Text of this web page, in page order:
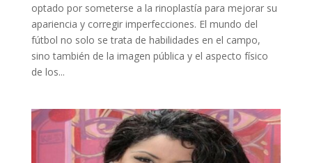
optado por someterse a la rinoplastía para mejorar su
apariencia y corregir imperfecciones. El mundo del
fútbol no solo se trata de habilidades en el campo,
sino también de la imagen pública y el aspecto físico
de los...